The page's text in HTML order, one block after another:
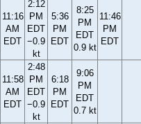
11:16
AM
EDT
2:12
PM
EDT
−0.9
kt
5:36
PM
EDT
8:25
PM
EDT
0.9 kt
11:46
PM
EDT
11:58
AM
EDT
2:48
PM
EDT
−0.9
kt
6:18
PM
EDT
9:06
PM
EDT
0.7 kt